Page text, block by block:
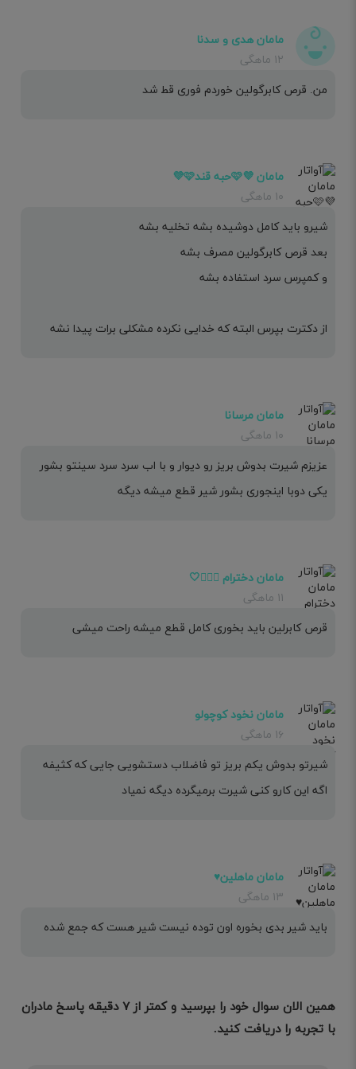
مامان هدی و سدنا
۱۲ ماهگی
من. قرص کابرگولین خوردم فوری قط شد
مامان 💜🩷حبه قند🩷💜
۱۰ ماهگی
شیرو باید کامل دوشیده بشه تخلیه بشه
بعد قرص کابرگولین مصرف بشه
و کمپرس سرد استفاده بشه
از دکترت بپرس البته که خدایی نکرده مشکلی برات پیدا نشه
مامان مرسانا
۱۰ ماهگی
عزیزم شیرت بدوش بریز رو دیوار و با اب سرد سرد سینتو بشور
یکی دوبا اینجوری بشور شیر قطع میشه دیگه
مامان دخترام 🧚🏻‍♀️🤍
۱۱ ماهگی
قرص کابرلین باید بخوری کامل قطع میشه راحت میشی
مامان نخود کوچولو
۱۶ ماهگی
شیرتو بدوش یکم بریز تو فاضلاب دستشویی جایی که کثیفه
اگه این کارو کنی شیرت برمیگرده دیگه نمیاد
مامان ماهلین♥️
۱۳ ماهگی
باید شیر بدی بخوره اون توده نیست شیر هست که جمع شده
همین الان سوال خود را بپرسید و کمتر از ۷ دقیقه پاسخ مادران
با تجربه را دریافت کنید.